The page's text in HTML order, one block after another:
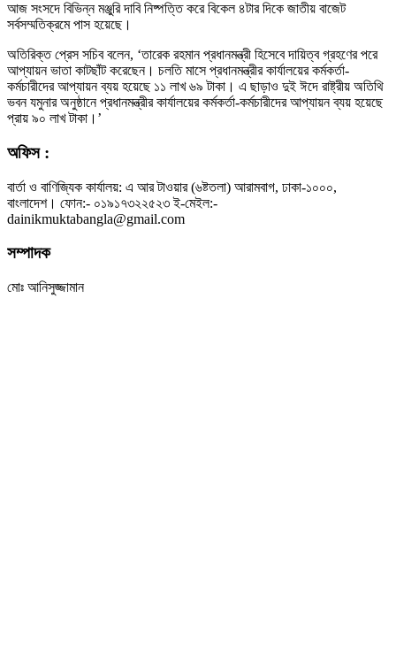
আজ সংসদে বিভিন্ন মঞ্জুরি দাবি নিষ্পত্তি করে বিকেল ৪টার দিকে জাতীয় বাজেট
সর্বসম্মতিক্রমে পাস হয়েছে।
অতিরিক্ত প্রেস সচিব বলেন, ‘তারেক রহমান প্রধানমন্ত্রী হিসেবে দায়িত্ব গ্রহণের পরে
আপ্যায়ন ভাতা কাটছাঁট করেছেন। চলতি মাসে প্রধানমন্ত্রীর কার্যালয়ের কর্মকর্তা-
কর্মচারীদের আপ্যায়ন ব্যয় হয়েছে ১১ লাখ ৬৯ টাকা। এ ছাড়াও দুই ঈদে রাষ্ট্রীয় অতিথি
ভবন যমুনার অনুষ্ঠানে প্রধানমন্ত্রীর কার্যালয়ের কর্মকর্তা-কর্মচারীদের আপ্যায়ন ব্যয় হয়েছে
প্রায় ৯০ লাখ টাকা।’
অফিস :
বার্তা ও বাণিজ্যিক কার্যালয়: এ আর টাওয়ার (৬ষ্টতলা) আরামবাগ, ঢাকা-১০০০,
বাংলাদেশ। ফোন:- ০১৯১৭৩২২৫২৩ ই-মেইল:-
dainikmuktabangla@gmail.com
সম্পাদক
মোঃ আনিসুজ্জামান